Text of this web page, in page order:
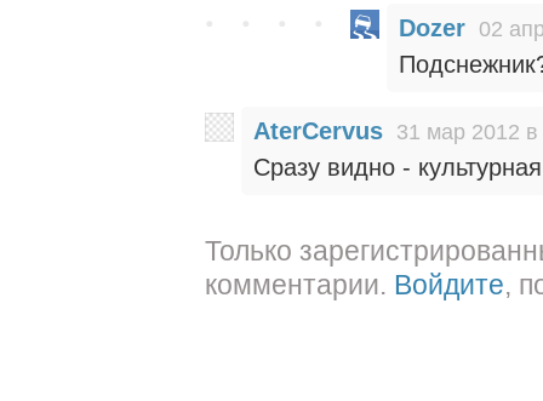
Dozer 02
AterCervus 31 мар 2012 в
Сразу видно -
Только
комментарии. Войдите,